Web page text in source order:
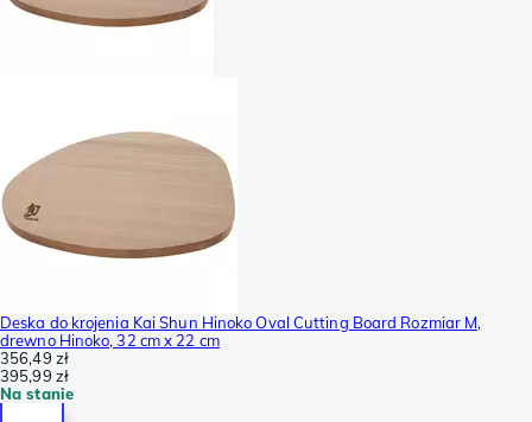
Deska do krojenia Kai Shun Hinoko Oval Cutting Board Rozmiar M,
drewno Hinoko, 32 cm x 22 cm
356,49 zł
395,99 zł
Na stanie